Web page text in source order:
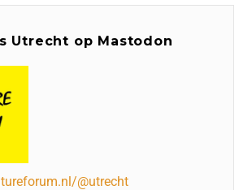
Utrecht op Mastodon
@utrecht